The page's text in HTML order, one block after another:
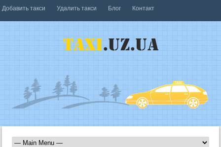
Добавить такси Удалить такси Блог Контакт